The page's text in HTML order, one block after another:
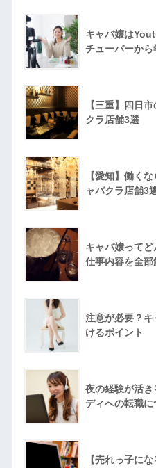
キャバ嬢は
チューバーから
【三重】四日
クラ店舗3選
【愛知】働く
ャバクラ店舗3
キャバ嬢って
仕事内容を全部
注意が必要？
けるポイント
夜の経験が活
ディへの転職に
【売れっ子に